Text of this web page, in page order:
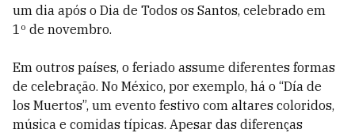
um dia após o Dia de Todos os Santos, celebrado em
1º de novembro.
Em outros países, o feriado assume diferentes formas
de celebração. No México, por exemplo, há o “Día de
los Muertos”, um evento festivo com altares coloridos,
música e comidas típicas. Apesar das diferenças